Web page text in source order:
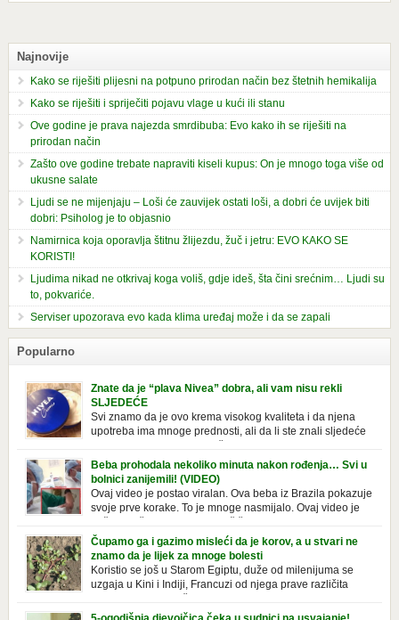
Najnovije
Kako se riješiti plijesni na potpuno prirodan način bez štetnih hemikalija
Kako se riješiti i spriječiti pojavu vlage u kući ili stanu
Ove godine je prava najezda smrdibuba: Evo kako ih se riješiti na
prirodan način
Zašto ove godine trebate napraviti kiseli kupus: On je mnogo toga više od
ukusne salate
Ljudi se ne mijenjaju – Loši će zauvijek ostati loši, a dobri će uvijek biti
dobri: Psiholog je to objasnio
Namirnica koja oporavlja štitnu žlijezdu, žuč i jetru: EVO KAKO SE
KORISTI!
Ljudima nikad ne otkrivaj koga voliš, gdje ideš, šta čini srećnim… Ljudi su
to, pokvariće.
Serviser upozorava evo kada klima uređaj može i da se zapali
Popularno
Znate da je “plava Nivea” dobra, ali vam nisu rekli
SLJEDEĆE
Svi znamo da je ovo krema visokog kvaliteta i da njena
upotreba ima mnoge prednosti, ali da li ste znali sljedeće
o njoj. Nivea krema u klasičnoj, plavoj kutiji,
prepoznatljivog mirisa i jednostavne formule, jeste nezamenljiv inventar
u kupatilima i muškaraca i žena. Mnogi ljudi se ne odvajaju od nje, pa je
čak nose sa […]
Beba prohodala nekoliko minuta nakon rođenja… Svi u
bolnici zanijemili! (VIDEO)
Ovaj video je postao viralan. Ova beba iz Brazila pokazuje
svoje prve korake. To je mnoge nasmijalo. Ovaj video je
baš neobičan. Ne viđamo baš često ovakve korake kod
novorođenih beba. Video je snimila babica, pregledalo ga je preko 80
miliona ljudi. Ove babice su ostale u čudu nakon što su vidjeli kako
beba želi […]
Čupamo ga i gazimo misleći da je korov, a u stvari ne
znamo da je lijek za mnoge bolesti
Koristio se još u Starom Egiptu, duže od milenijuma se
uzgaja u Kini i Indiji, Francuzi od njega prave različita
čupamo ga i bacamo kao korov! Tušt je jednogodišnji, ali vrlo uporan